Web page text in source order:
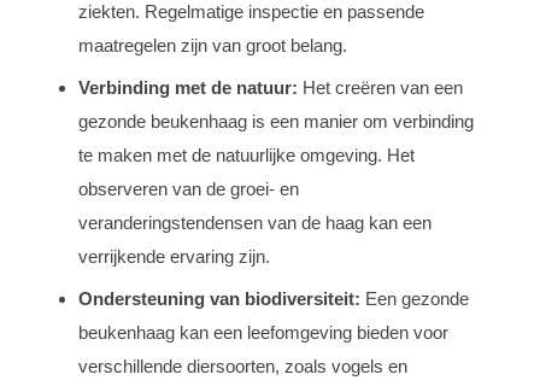
ziekten. Regelmatige inspectie en passende
maatregelen zijn van groot belang.
Verbinding met de natuur: Het creëren van een
gezonde beukenhaag is een manier om verbinding
te maken met de natuurlijke omgeving. Het
observeren van de groei- en
veranderingstendensen van de haag kan een
verrijkende ervaring zijn.
Ondersteuning van biodiversiteit: Een gezonde
beukenhaag kan een leefomgeving bieden voor
verschillende diersoorten, zoals vogels en